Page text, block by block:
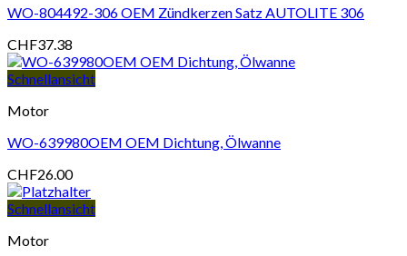
WO-804492-306 OEM Zündkerzen Satz AUTOLITE 306
CHF37.38
Schnellansicht
Motor
WO-639980OEM OEM Dichtung, Ölwanne
CHF26.00
Schnellansicht
Motor